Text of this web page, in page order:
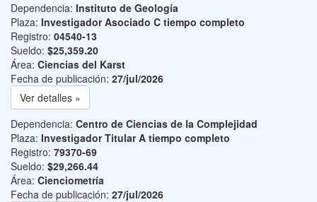
Dependencia: Instituto de Geología
Plaza: Investigador Asociado C tiempo completo
Registro: 04540-13
Sueldo: $25,359.20
Área: Ciencias del Karst
Fecha de publicación: 27/jul/2026
Ver detalles »
Dependencia: Centro de Ciencias de la Complejidad
Plaza: Investigador Titular A tiempo completo
Registro: 79370-69
Sueldo: $29,266.44
Área: Cienciometría
Fecha de publicación: 27/jul/2026